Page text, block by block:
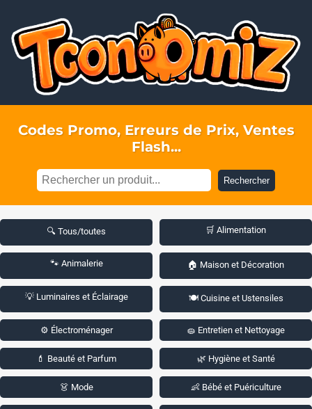
Codes Promo, Erreurs de Prix, Ventes
Flash...
Rechercher
🔍 Tous/toutes 🛒 Alimentation
🐾 Animalerie 🏠 Maison et Décoration
💡 Luminaires et Éclairage 🍽️ Cuisine et Ustensiles
⚙️ Électroménager 🧽 Entretien et Nettoyage
💄 Beauté et Parfum 🌿 Hygiène et Santé
👗 Mode 👶 Bébé et Puériculture